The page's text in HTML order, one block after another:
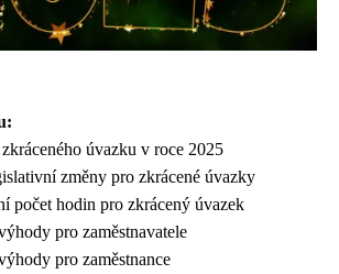
úvazku v roce 2025
změny pro zkrácené úvazky
počet hodin pro zkrácený úvazek
pro zaměstnavatele
pro zaměstnance